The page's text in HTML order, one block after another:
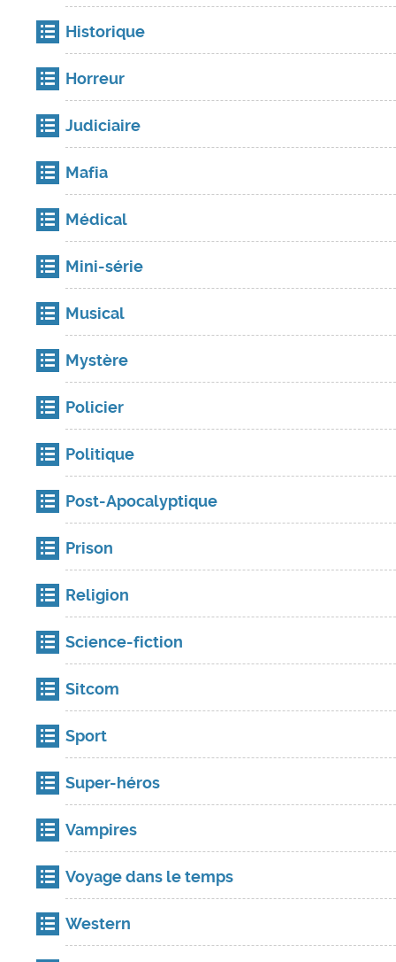
Historique
Horreur
Judiciaire
Mafia
Médical
Mini-série
Musical
Mystère
Policier
Politique
Post-Apocalyptique
Prison
Religion
Science-fiction
Sitcom
Sport
Super-héros
Vampires
Voyage dans le temps
Western